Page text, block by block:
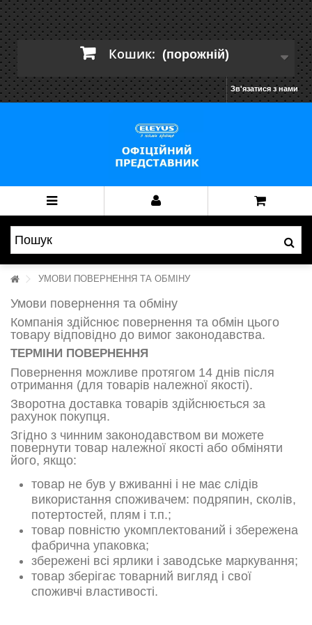
Кошик: (порожній)
Зв'язатися з нами
УМОВИ ПОВЕРНЕННЯ ТА ОБМІНУ
Умови повернення та обміну
Компанія здійснює повернення та обмін цього
товару відповідно до вимог законодавства.
ТЕРМІНИ ПОВЕРНЕННЯ
Повернення можливе протягом 14 днів після
отримання (для товарів належної якості).
Зворотна доставка товарів здійснюється за
рахунок покупця.
Згідно з чинним законодавством ви можете
повернути товар належної якості або обміняти
його, якщо:
товар не був у вживанні і не має слідів
використання споживачем: подряпин, сколів,
потертостей, плям і т.п.;
товар повністю укомплектований і збережена
фабрична упаковка;
збережені всі ярлики і заводське маркування;
товар зберігає товарний вигляд і свої
споживчі властивості.